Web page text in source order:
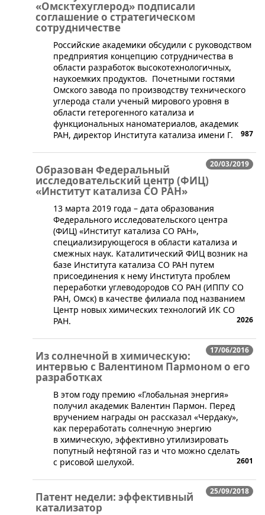
«Омсктехуглерод» подписали
соглашение о стратегическом
сотрудничестве
Российские академики обсудили с руководством
предприятия концепцию сотрудничества в
области разработок высокотехнологичных,
наукоемких продуктов. Почетными гостями
Омского завода по производству технического
углерода стали ученый мирового уровня в
области гетерогенного катализа и
функциональных наноматериалов, академик
РАН, директор Института катализа имени Г.
987
20/03/2019
Образован Федеральный
исследовательский центр (ФИЦ)
«Институт катализа СО РАН»
13 марта 2019 года – дата образования
Федерального исследовательского центра
(ФИЦ) «Институт катализа СО РАН»,
специализирующегося в области катализа и
смежных наук. Каталитический ФИЦ возник на
базе Института катализа СО РАН путем
присоединения к нему Института проблем
переработки углеводородов СО РАН (ИППУ СО
РАН, Омск) в качестве филиала под названием
Центр новых химических технологий ИК СО
РАН.
2026
17/06/2016
Из солнечной в химическую:
интервью с Валентином Пармоном о его
разработках
В этом году премию «Глобальная энергия»
получил академик Валентин Пармон. Перед
вручением награды он рассказал «Чердаку»,
как переработать солнечную энергию
в химическую, эффективно утилизировать
попутный нефтяной газ и что можно сделать
с рисовой шелухой.
2601
25/09/2018
Патент недели: эффективный
катализатор